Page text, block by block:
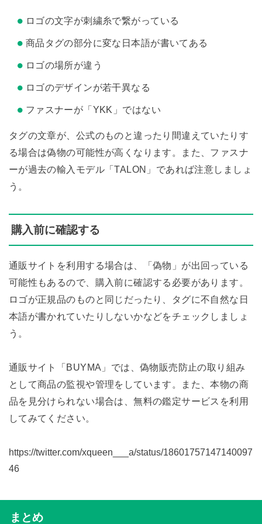
ロゴの文字が刺繍糸で繋がっている
商品タグの部分に変な日本語が書いてある
ロゴの場所が違う
ロゴのデザインが若干異なる
ファスナーが「YKK」ではない
タグの文章が、公式のものと違ったり間違えていたりす
る場合は偽物の可能性が高くなります。また、ファスナ
ーが過去の輸入モデル「TALON」であれば注意しましょ
う。
購入前に確認する
通販サイトを利用する場合は、「偽物」が出回っている
可能性もあるので、購入前に確認する必要があります。
ロゴが正規品のものと同じだったり、タグに不自然な日
本語が書かれていたりしないかなどをチェックしましょ
う。
通販サイト「BUYMA」では、偽物販売防止の取り組み
として商品の監視や管理をしています。また、本物の商
品を見分けられない場合は、無料の鑑定サービスを利用
してみてください。
https://twitter.com/xqueen___a/status/18601757147140097
46
まとめ